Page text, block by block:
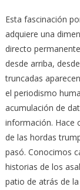
Esta fascinación
adquiere una
directo
desde arriba,
truncadas
el periodismo
acumulación de
información. Hace
de las hordas
pasó. Conocimos
historias de los
patio de atrás de